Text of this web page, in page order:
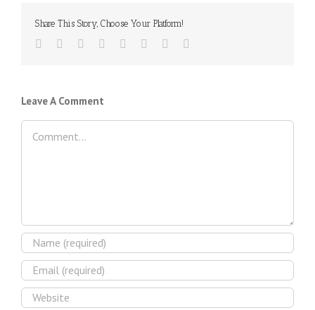
Share This Story, Choose Your Platform!
Facebook
TwitterLinkedIn
Reddit TumblrPinterest
Leave A Comment
Comment